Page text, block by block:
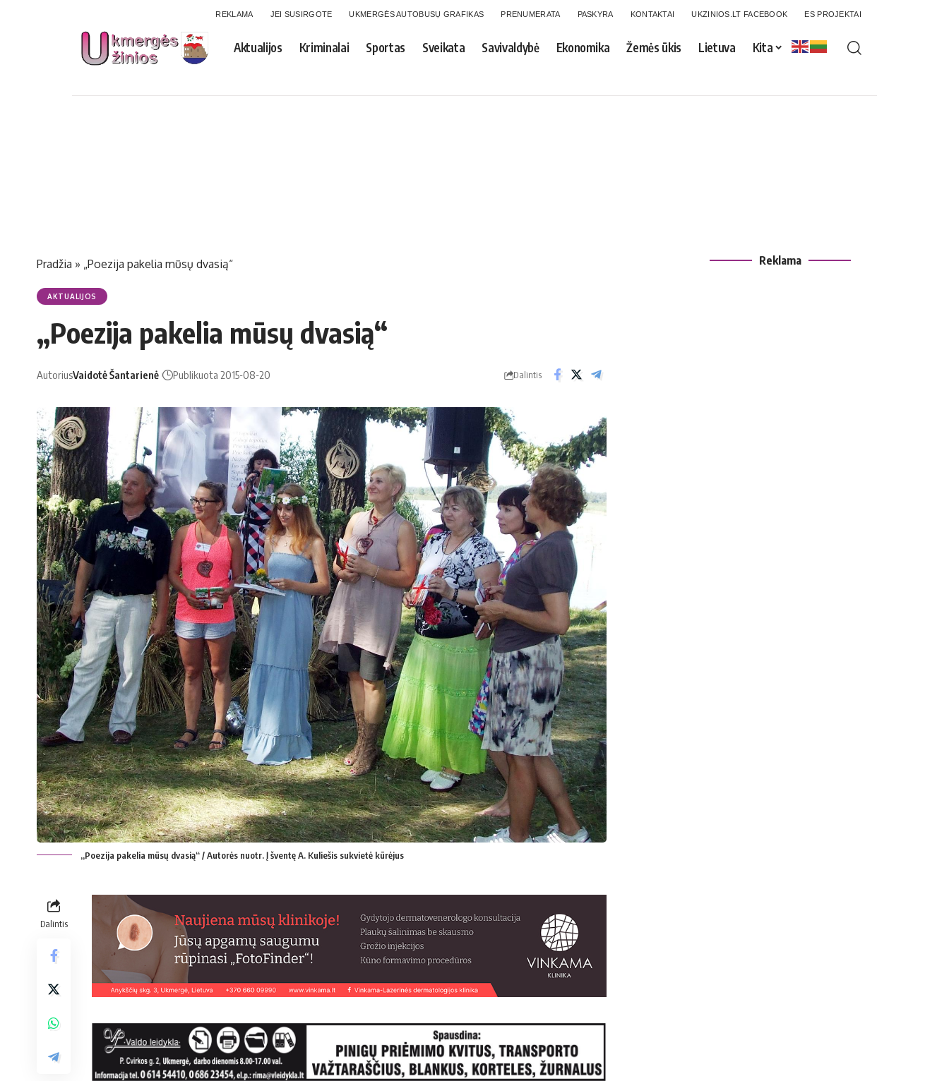
REKLAMA JEI SUSIRGOTE UKMERGĖS AUTOBUSŲ GRAFIKAS PRENUMERATA PASKYRA KONTAKTAI UKZINIOS.LT FACEBOOK ES PROJEKTAI
Aktualijos Kriminalai Sportas Sveikata Savivaldybė Ekonomika Žemės ūkis Lietuva Kita
Pradžia » „Poezija pakelia mūsų dvasią“
AKTUALIJOS
„Poezija pakelia mūsų dvasią“
AutoriusVaidotė Šantarienė Publikuota 2015-08-20 Dalintis
„Poezija pakelia mūsų dvasią“ / Autorės nuotr. Į šventę A. Kuliešis sukvietė kūrėjus
Dalintis
Reklama